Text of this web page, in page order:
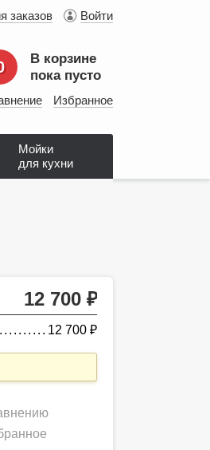
заказов Войти
В корзине
пока пусто
Избранное
Мойки
для кухни
12 700
12 700